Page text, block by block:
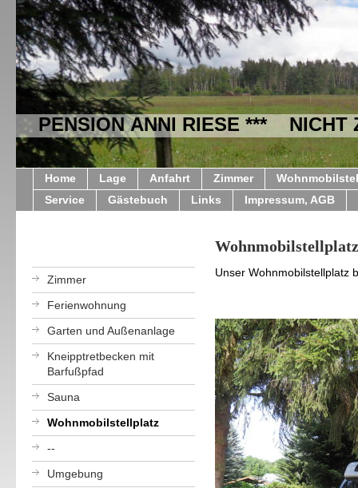
PENSION ANNI RIESE *** NICHT
Home Lage Anfahrt Zimmer
Service
Gästebuch Links Impressum, AGB
Zimmer
Ferienwohnung
Garten und Außenanlage
Kneipptretbecken mit
Barfußpfad
Sauna
Wohnmobilstellplatz
--
Umgebung
Wohnmobilstellplatz
Unser Wohnmobilstellplatz